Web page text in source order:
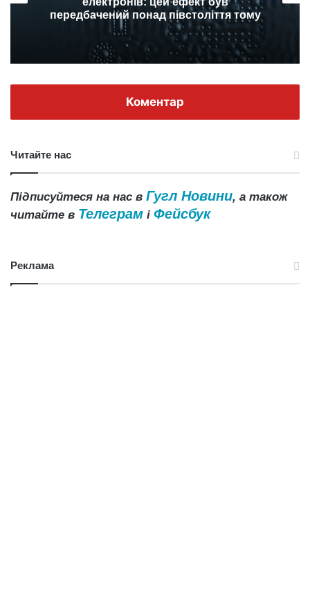
передбачений понад півстоліття тому
Коментар
Читайте нас
Підписуйтеся на нас в Гугл Новини, а також
читайте в Телеграм і Фейсбук
Реклама